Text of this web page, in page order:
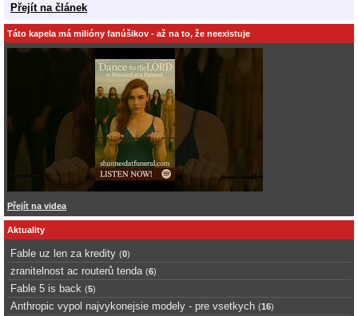
Přejít na článek
Táto kapela má milióny fanúšikov - až na to, že neexistuje
Přejít na videa
Aktuality
Fable uz len za kredity (0)
zranitelnost ac routerů tenda (6)
Fable 5 is back (5)
Anthropic vypol najvykonejsie modely - pre vsetkych (16)